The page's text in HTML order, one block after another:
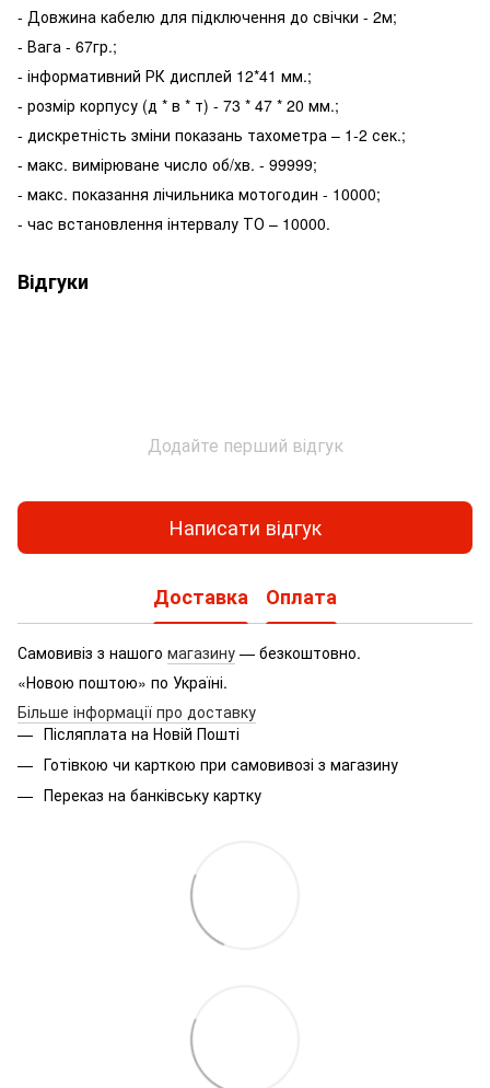
- Довжина кабелю для підключення до свічки - 2м;
- Вага - 67гр.;
- інформативний РК дисплей 12*41 мм.;
- розмір корпусу (д * в * т) - 73 * 47 * 20 мм.;
- дискретність зміни показань тахометра – 1-2 сек.;
- макс. вимірюване число об/хв. - 99999;
- макс. показання лічильника мотогодин - 10000;
- час встановлення інтервалу ТО – 10000.
Відгуки
Додайте перший відгук
Написати відгук
Доставка Оплата
Самовивіз з нашого магазину — безкоштовно.
«Новою поштою» по Україні.
Більше інформації про доставку
Післяплата на Новій Пошті
Готівкою чи карткою при самовивозі з магазину
Переказ на банківську картку